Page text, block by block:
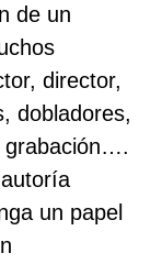
de un
director,
dobladores,
grabación….
un papel